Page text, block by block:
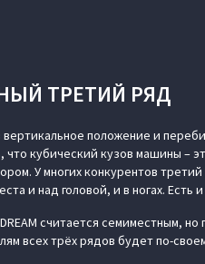
ТРЕТИЙ РЯД
положение и
что кубический кузов машины –
У многих конкурентов
и над головой, и в ногах.
считается семиместным,
всех трёх рядов будет по-